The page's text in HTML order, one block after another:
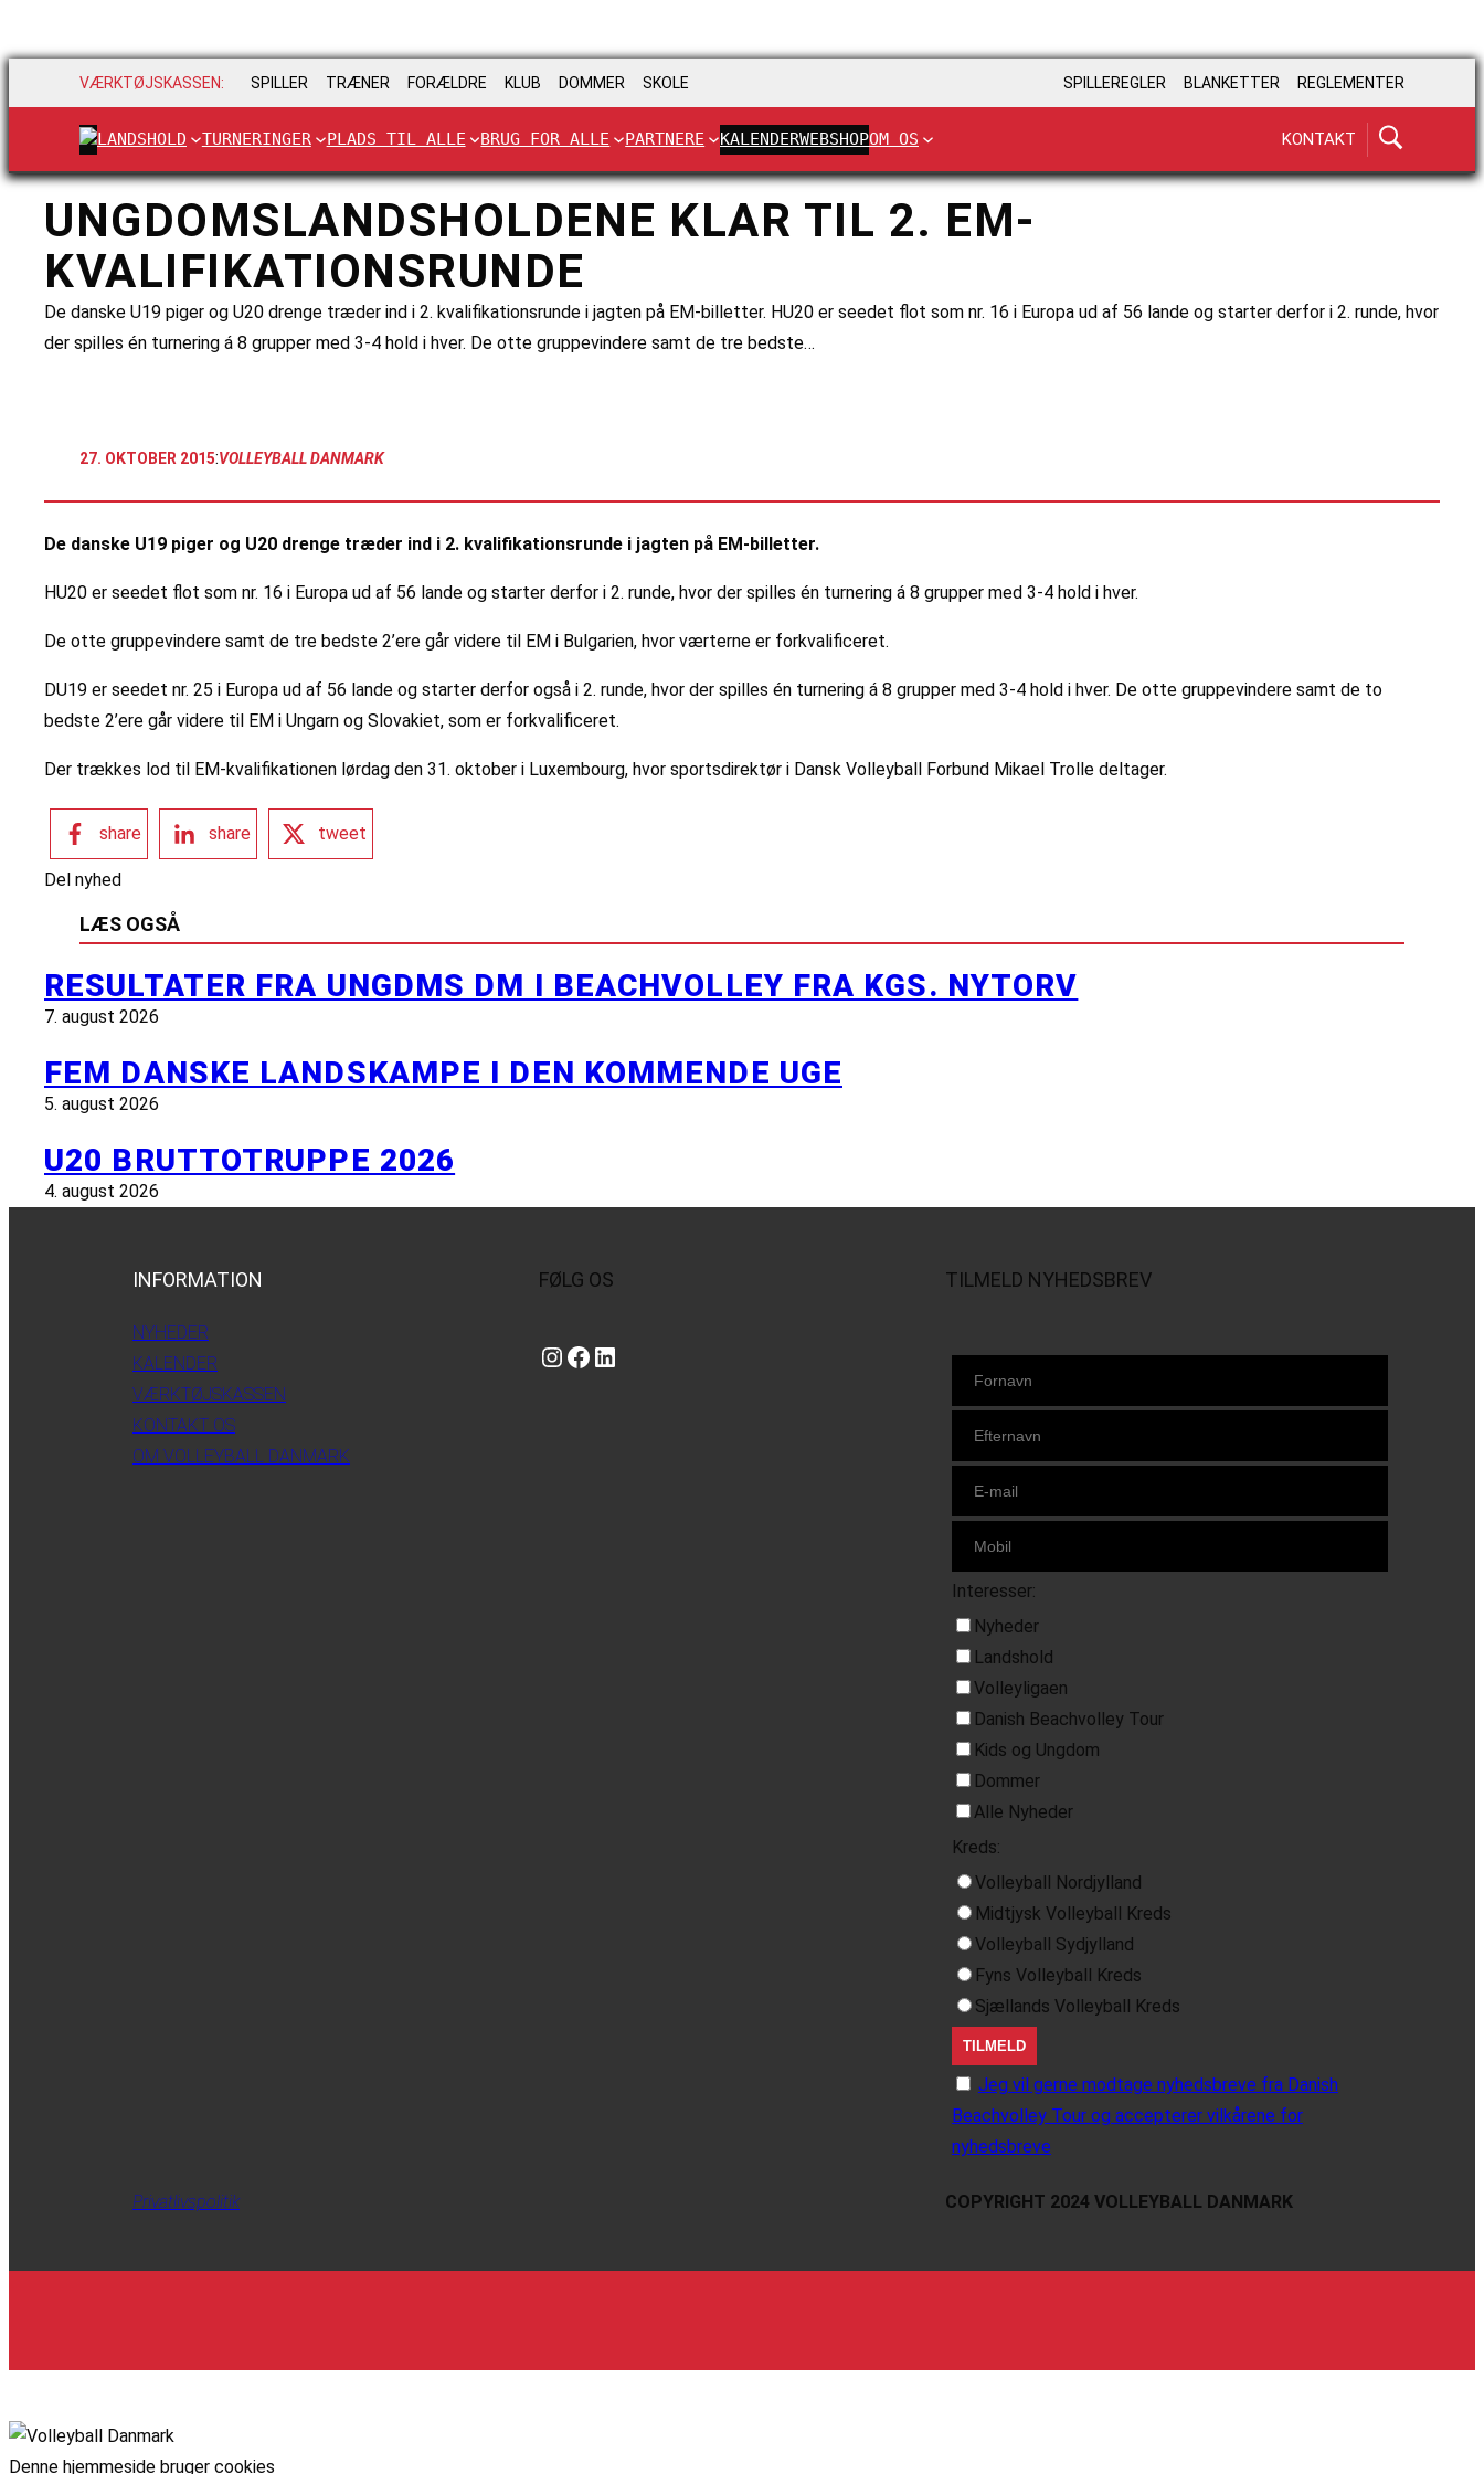
VÆRKTØJSKASSEN: SPILLER TRÆNER FORÆLDRE KLUB DOMMER SKOLE SPILLEREGLER BLANKETTER REGLEMENTER
LANDSHOLD TURNERINGER PLADS TIL ALLE BRUG FOR ALLE PARTNERE KALENDERWEBSHOPOM OS KONTAKT
UNGDOMSLANDSHOLDENE KLAR TIL 2. EM-
KVALIFIKATIONSRUNDE
De danske U19 piger og U20 drenge træder ind i 2. kvalifikationsrunde i jagten på EM-billetter. HU20 er seedet flot som nr. 16 i Europa ud af 56 lande og starter derfor i 2. runde, hvor
der spilles én turnering á 8 grupper med 3-4 hold i hver. De otte gruppevindere samt de tre bedste…
27. OKTOBER 2015:VOLLEYBALL DANMARK
De danske U19 piger og U20 drenge træder ind i 2. kvalifikationsrunde i jagten på EM-billetter.
HU20 er seedet flot som nr. 16 i Europa ud af 56 lande og starter derfor i 2. runde, hvor der spilles én turnering á 8 grupper med 3-4 hold i hver.
De otte gruppevindere samt de tre bedste 2’ere går videre til EM i Bulgarien, hvor værterne er forkvalificeret.
DU19 er seedet nr. 25 i Europa ud af 56 lande og starter derfor også i 2. runde, hvor der spilles én turnering á 8 grupper med 3-4 hold i hver. De otte gruppevindere samt de to
bedste 2’ere går videre til EM i Ungarn og Slovakiet, som er forkvalificeret.
Der trækkes lod til EM-kvalifikationen lørdag den 31. oktober i Luxembourg, hvor sportsdirektør i Dansk Volleyball Forbund Mikael Trolle deltager.
share share tweet
Del nyhed
LÆS OGSÅ
RESULTATER FRA UNGDMS DM I BEACHVOLLEY FRA KGS. NYTORV
7. august 2026
FEM DANSKE LANDSKAMPE I DEN KOMMENDE UGE
5. august 2026
U20 BRUTTOTRUPPE 2026
4. august 2026
INFORMATION
NYHEDER
KALENDER
VÆRKTØJSKASSEN
KONTAKT OS
OM VOLLEYBALL DANMARK
FØLG OS
Instagram https://www.facebook.com/danishbeachvolleytour LinkedIn
TILMELD NYHEDSBREV
Interesser:
Nyheder
Landshold
Volleyligaen
Danish Beachvolley Tour
Kids og Ungdom
Dommer
Alle Nyheder
Kreds:
Volleyball Nordjylland
Midtjysk Volleyball Kreds
Volleyball Sydjylland
Fyns Volleyball Kreds
Sjællands Volleyball Kreds
Jeg vil gerne modtage nyhedsbreve fra Danish
Beachvolley Tour og accepterer vilkårene for
nyhedsbreve
Privatlivspolitik COPYRIGHT 2024 VOLLEYBALL DANMARK
Denne hjemmeside bruger cookies